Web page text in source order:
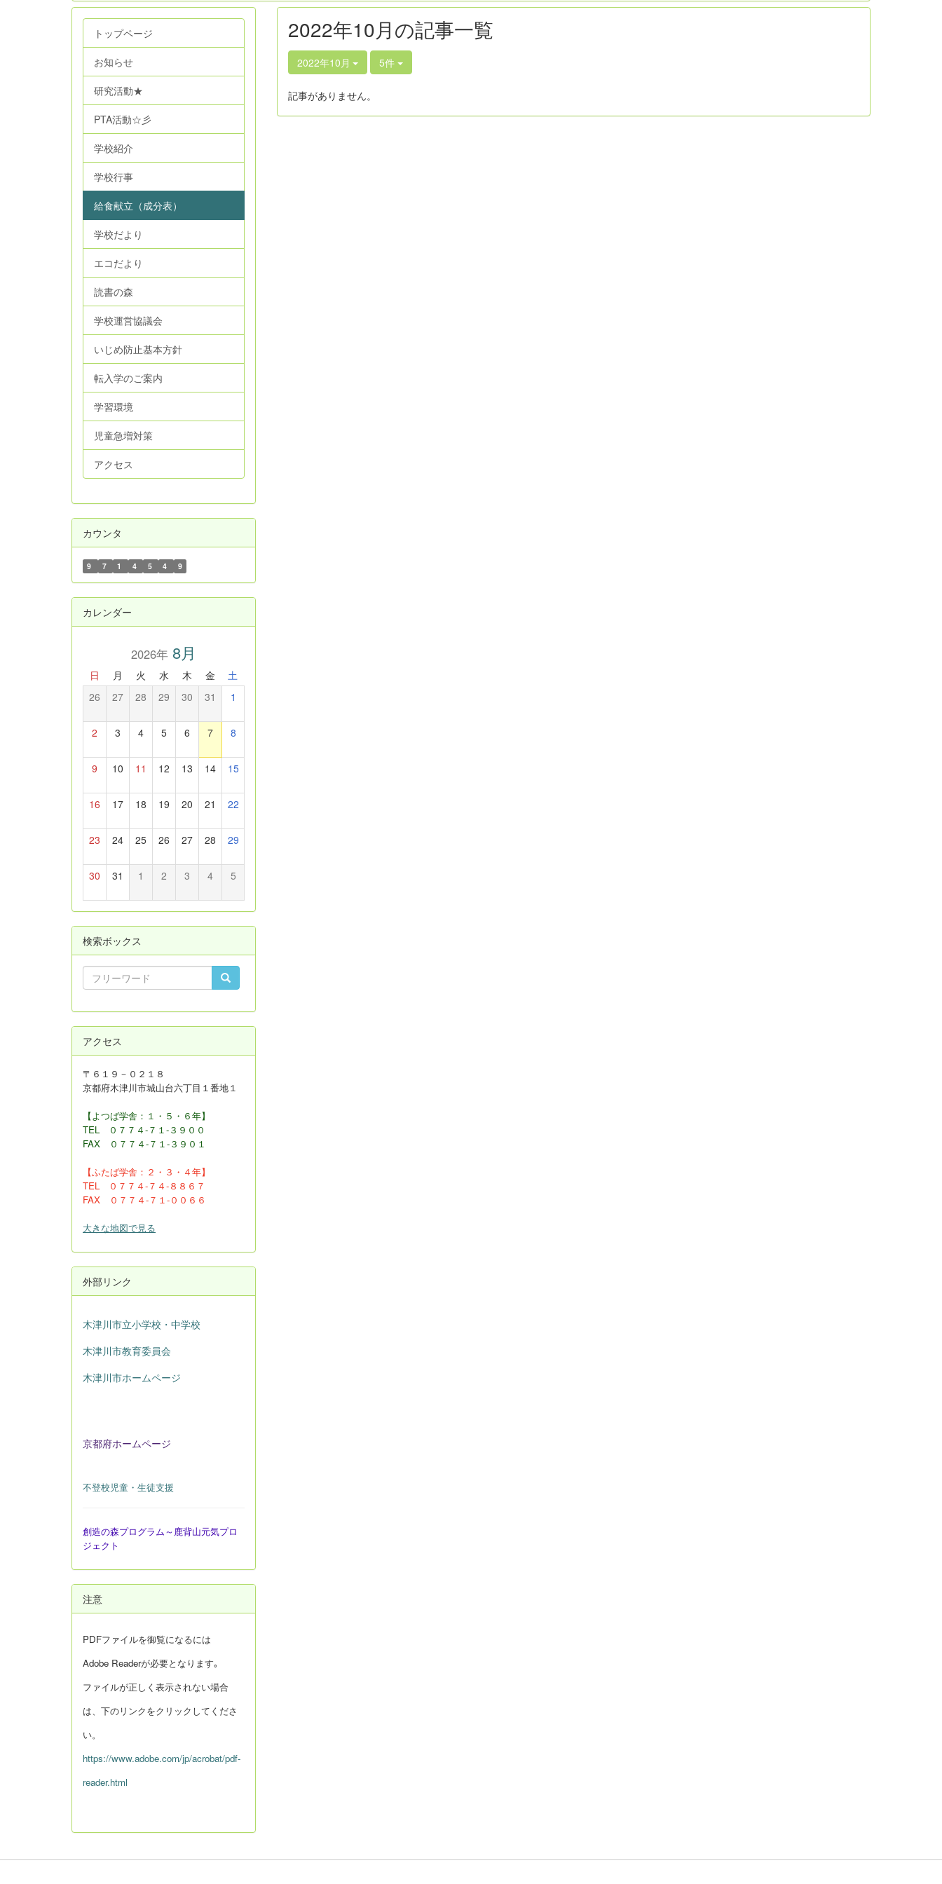
2022年10月の記事一覧
2022年10月 5件
記事がありません。
トップページ
お知らせ
研究活動★
PTA活動☆彡
学校紹介
学校行事
給食献立（成分表）
学校だより
エコだより
読書の森
学校運営協議会
いじめ防止基本方針
転入学のご案内
学習環境
児童急増対策
アクセス
カウンタ
9 7 1 4 5 4 9
カレンダー
2026年8月
日 月 火 水 木 金 土
26 27 28 29 30 31 1
2 3 4 5 6 7 8
9 10 11 12 13 14 15
16 17 18 19 20 21 22
23 24 25 26 27 28 29
30 31 1 2 3 4 5
検索ボックス
アクセス
〒６１９－０２１８
京都府木津川市城山台六丁目１番地１
【よつば学舎：１・５・６年】
TEL ０７７４-７１-３９００
FAX
０７７４-７１-３９０１
【ふたば学舎：２・３ ・４年】
TEL ０７７４-７４-８８６７
FAX ０７７４-７１-００６６
大きな地図で見る
外部リンク
木津川市立小学校・中学校
木津川市教育委員会
木津川市ホームページ
京都府ホームページ
不登校児童・生徒支援
創造の森プログラム～鹿背山元気プロ
ジェクト
注意
PDFファイルを御覧になるには
Adobe Readerが必要となります｡
ファイルが正しく表示されない場合
は、下のリンクをクリックしてくださ
い。
https://www.adobe.com/jp/acrobat/pdf-
reader.html